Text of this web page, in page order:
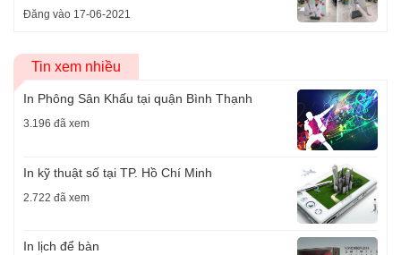
Đăng vào 17-06-2021
Tin xem nhiều
In Phông Sân Khấu tại quận Bình Thạnh
3.196 đã xem
In kỹ thuật số tại TP. Hồ Chí Minh
2.722 đã xem
In lịch để bàn